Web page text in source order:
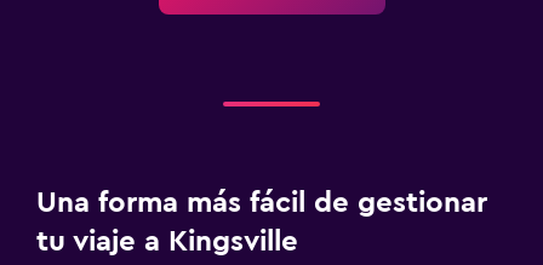
Una forma más fácil de gestionar
tu viaje a Kingsville